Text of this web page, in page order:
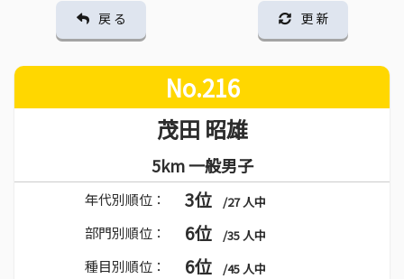
戻 る 更 新
No.216
茂田 昭雄
5km 一般男子
年代別順位： 3位 /27 人中
部門別順位： 6位 /35 人中
種目別順位： 6位 /45 人中